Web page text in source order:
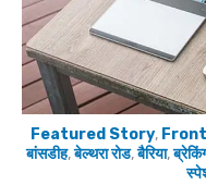
Featured Story,
बांसडीह,बेल्थरा रोड,बैरिया,